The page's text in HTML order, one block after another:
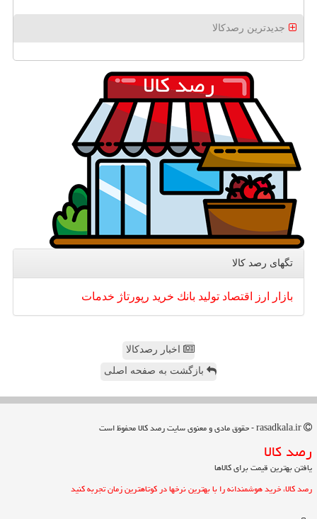
جدیدترین رصدکالا
تگهای رصد كالا
بازار ارز اقتصاد تولید بانك خرید رپورتاژ خدمات
اخبار رصدکالا
بازگشت به صفحه اصلی
رصد كالا
یافتن بهترین قیمت برای کالاها
رصد کالا، خرید هوشمندانه را با بهترین نرخها در کوتاهترین زمان تجربه کنید